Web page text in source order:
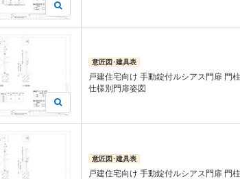
意匠図･建具表
戸建住宅向け 手動錠付ルシアス門扉 門
仕様別門扉姿図
意匠図･建具表
戸建住宅向け 手動錠付ルシアス門扉 門